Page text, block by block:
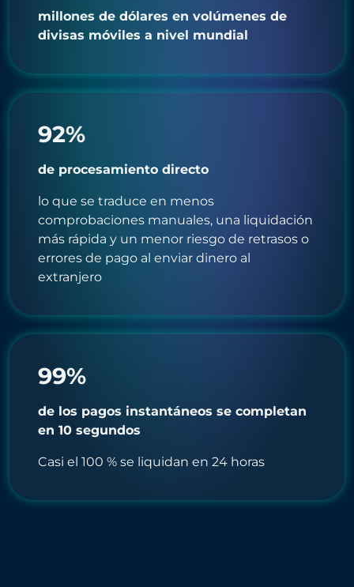
millones de dólares en volúmenes de
divisas móviles a nivel mundial
92%
de procesamiento directo
lo que se traduce en menos
comprobaciones manuales, una liquidación
más rápida y un menor riesgo de retrasos o
errores de pago al enviar dinero al
extranjero
99%
de los pagos instantáneos se completan
en 10 segundos
Casi el 100 % se liquidan en 24 horas